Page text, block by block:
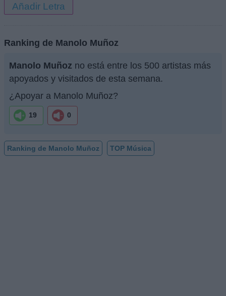
Añadir Letra
Ranking de Manolo Muñoz
Manolo Muñoz no está entre los 500 artistas más
apoyados y visitados de esta semana.
¿Apoyar a Manolo Muñoz?
19 0
Ranking de Manolo Muñoz TOP Música